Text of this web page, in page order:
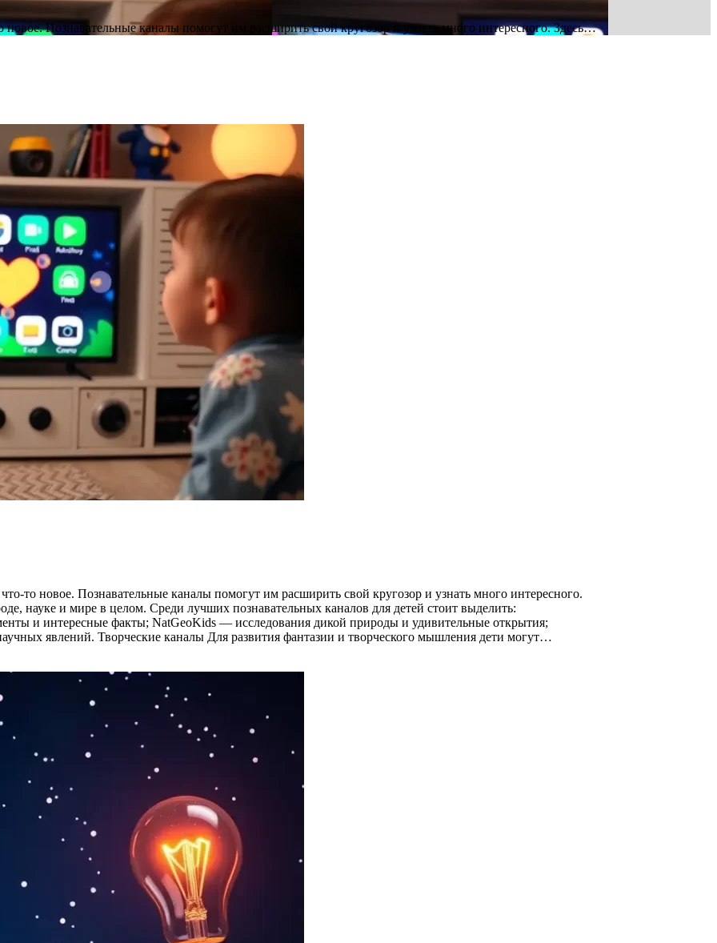
новое. Познавательные каналы помогут им расширить свой кругозор и узнать много интересного. Здесь…
то новое. Познавательные каналы помогут им расширить свой кругозор и узнать много интересного.
науке и мире в целом. Среди лучших познавательных каналов для детей стоит выделить:
и интересные факты; NatGeoKids — исследования дикой природы и удивительные открытия;
явлений. Творческие каналы Для развития фантазии и творческого мышления дети могут…